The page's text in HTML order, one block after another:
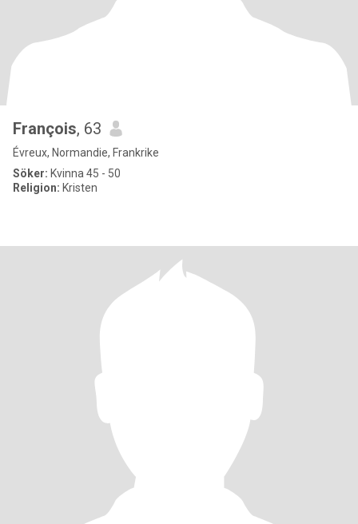
François, 63
Évreux, Normandie, Frankrike
Söker: Kvinna 45 - 50
Religion: Kristen